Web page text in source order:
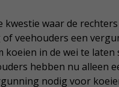
kwestie waar de
of veehouders een
koeien in de wei te laten
hebben nu alleen
nodig voor